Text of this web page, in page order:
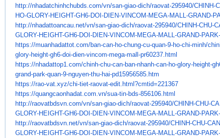
http://nhadatchinhchubds.com/vn/san-giao-dich/raovat-295940/CHINH-
HO-GLORY-HEIGHT-GH6-DOI-DIEN-VINCOM-MEGA-MALL-GRAND-
http://nhadattoancau.net/vn/san-giao-dich/raovat-295940/CHINH-CHU-
GLORY-HEIGHT-GH6-DOI-DIEN-VINCOM-MEGA-MALL-GRAND-PARK-
https://muanhadattot.com/ban-can-ho-chung-cu-quan-9-ho-chi-minh/
glory-height-gh6-doi-dien-vincom-mega-mall-pr60237. html
https://nhadattop1.com/chinh-chu-can-ban-nhanh-can-ho-glory-height-
grand-park-quan-9-nguyen-thu-hai-pd15956585.htm
https://rao-vat.xyz/chi-tiet-raovat-edit.html?cmtid=221367
https://quangcaonhadat.com.vn/sua-tin-bds-856106.html
http://raovatbdsvn.com/vn/san-giao-dich/raovat-295940/CHINH-CHU-
GLORY-HEIGHT-GH6-DOI-DIEN-VINCOM-MEGA-MALL-GRAND-PARK-
http://raovatbdsvn.net/vn/san-giao-dich/raovat-295940/CHINH-CHU-
GLORY-HEIGHT-GH6-DOI-DIEN-VINCOM-MEGA-MALL-GRAND-PARK-